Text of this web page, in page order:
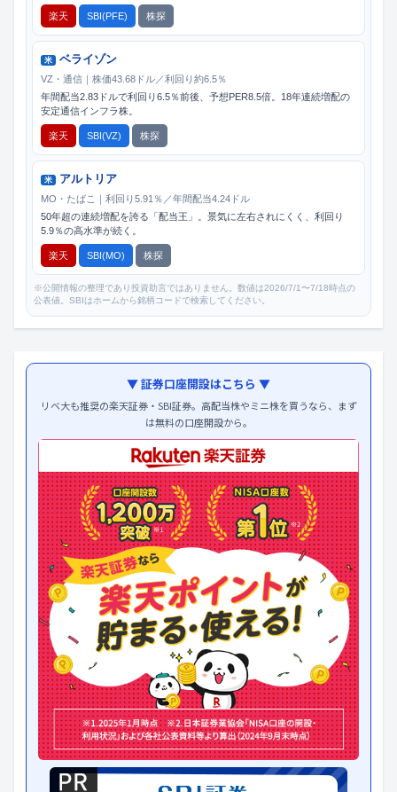
楽天 SBI(PFE) 株探
米 ベライゾン
VZ・通信｜株価43.68ドル／利回り約6.5％
年間配当2.83ドルで利回り6.5％前後、予想PER8.5倍。18年連続増配の
安定通信インフラ株。
楽天 SBI(VZ) 株探
米 アルトリア
MO・たばこ｜利回り5.91％／年間配当4.24ドル
50年超の連続増配を誇る「配当王」。景気に左右されにくく、利回り
5.9％の高水準が続く。
楽天 SBI(MO) 株探
※公開情報の整理であり投資助言ではありません。数値は2026/7/1〜7/18時点の
公表値。SBIはホームから銘柄コードで検索してください。
▼ 証券口座開設はこちら ▼
リベ大も推奨の楽天証券・SBI証券。高配当株やミニ株を買うなら、まず
は無料の口座開設から。